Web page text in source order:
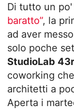
Di tutto un
baratto”, la
ad aver
solo poche
StudioLab 43r
coworking
architetti a
Aperta i